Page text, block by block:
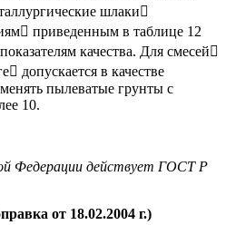
шлаки
приведенным в таблице 12
качества. Для смесей
допускается в качестве
пылеватые грунты с
10.
Федерации действует ГОСТ Р
от 18.02.2004 г.)